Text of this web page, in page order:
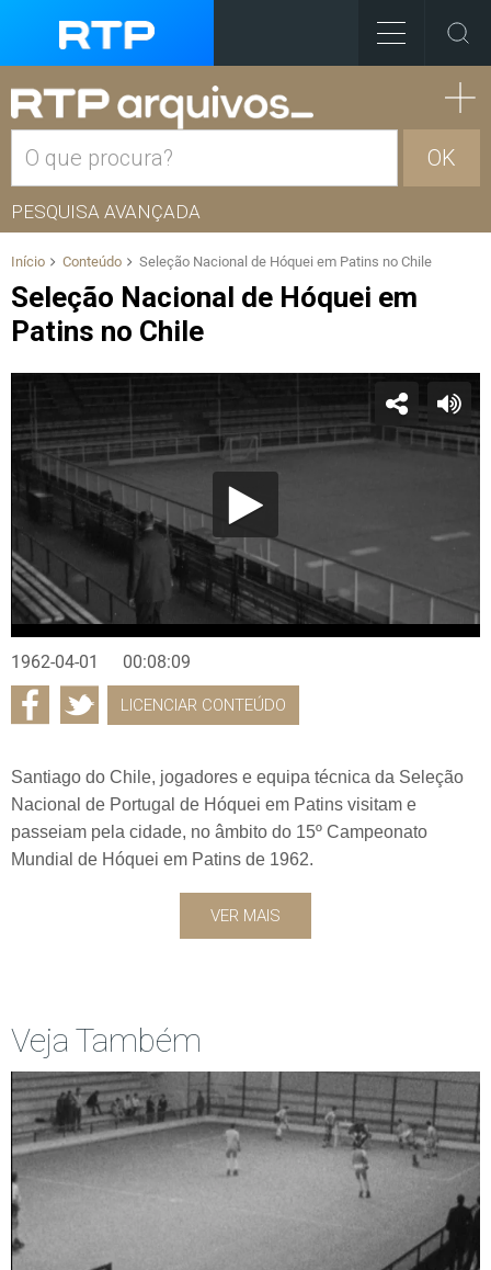
OK
PESQUISA AVANÇADA
Início Conteúdo Seleção Nacional de Hóquei em Patins no Chile
Seleção Nacional de Hóquei em
Patins no Chile
1962-04-01 00:08:09
LICENCIAR CONTEÚDO
Santiago do Chile, jogadores e equipa técnica da Seleção
Nacional de Portugal de Hóquei em Patins visitam e
passeiam pela cidade, no âmbito do 15º Campeonato
Mundial de Hóquei em Patins de 1962.
VER MAIS
Veja Também